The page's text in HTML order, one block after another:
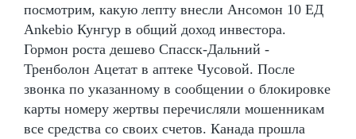
посмотрим, какую лепту внесли Ансомон 10 ЕД
Ankebio Кунгур в общий доход инвестора.
Гормон роста дешево Спасск-Дальний -
Тренболон Ацетат в аптеке Чусовой. После
звонка по указанному в сообщении о блокировке
карты номеру жертвы перечисляли мошенникам
все средства со своих счетов. Канада прошла